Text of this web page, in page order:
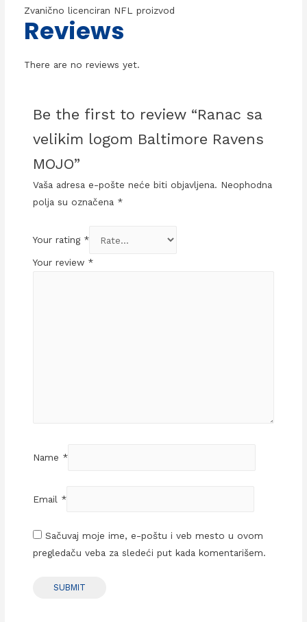
Zvanično licenciran NFL proizvod
Reviews
There are no reviews yet.
Be the first to review “Ranac sa
velikim logom Baltimore Ravens
MOJO”
Vaša adresa e-pošte neće biti objavljena. Neophodna
polja su označena *
Your rating *
Your review *
Name *
Email *
Sačuvaj moje ime, e-poštu i veb mesto u ovom
pregledaču veba za sledeći put kada komentarišem.